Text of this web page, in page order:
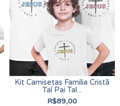
Kit Camisetas Família Cristã
Tal Pai Tal...
R$89,00